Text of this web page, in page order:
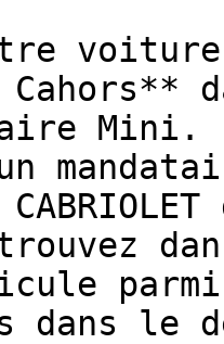
voiture
dans le